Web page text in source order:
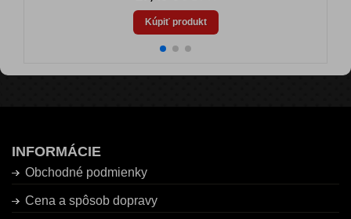
Kúpiť produkt
INFORMÁCIE
Obchodné podmienky
Cena a spôsob dopravy